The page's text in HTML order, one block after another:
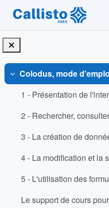
Passer au contenu principal
Replier